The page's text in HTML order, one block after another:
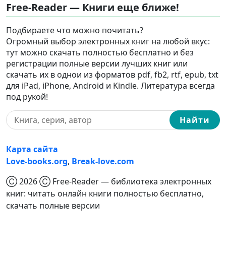
Free-Reader — Книги еще ближе!
Подбираете что можно почитать?
Огромный выбор электронных книг на любой вкус:
тут можно скачать полностью бесплатно и без
регистрации полные версии лучших книг или
скачать их в однои из форматов pdf, fb2, rtf, epub, txt
для iPad, iPhone, Android и Kindle. Литература всегда
под рукой!
Найти
Карта сайта
Love-books.org, Break-love.com
Ⓒ 2026 Ⓒ Free-Reader — библиотека электронных
книг: читать онлайн книги полностью бесплатно,
скачать полные версии